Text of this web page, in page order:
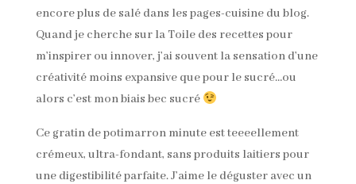
encore plus de salé dans les pages-cuisine du blog.
Quand je cherche sur la Toile des recettes pour
m’inspirer ou innover, j’ai souvent la sensation d’une
créativité moins expansive que pour le sucré…ou
alors c’est mon biais bec sucré
Ce gratin de potimarron minute est teeeellement
crémeux, ultra-fondant, sans produits laitiers pour
une digestibilité parfaite. J’aime le déguster avec un